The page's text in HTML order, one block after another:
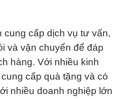
cung cấp dịch vụ tư vấn,
và vận chuyển để đáp
hàng. Với nhiều kinh
cấp quà tặng và có
nhiều doanh nghiệp lớn